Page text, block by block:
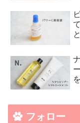
フォロー